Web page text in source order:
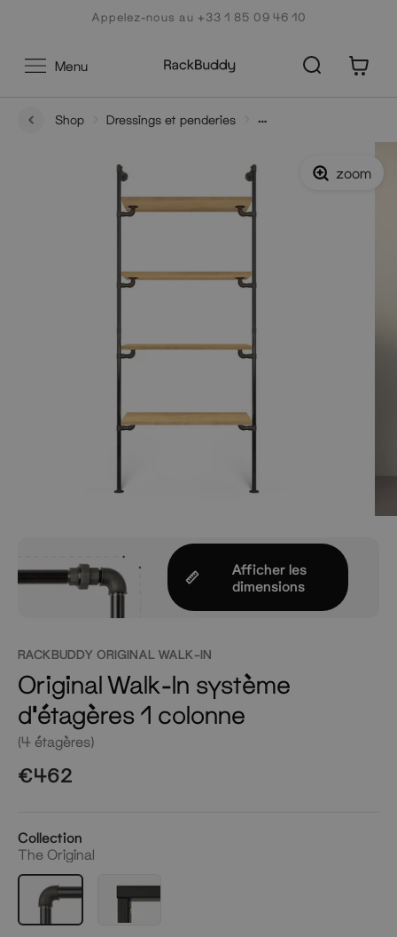
Appelez-nous au +33 1 85 09 46 10
Menu
Shop
Dressings et penderies
zoom
Afficher les
dimensions
RACKBUDDY ORIGINAL WALK-IN
Original Walk-In système
d'étagères 1 colonne
(4 étagères)
€462
Collection
The Original